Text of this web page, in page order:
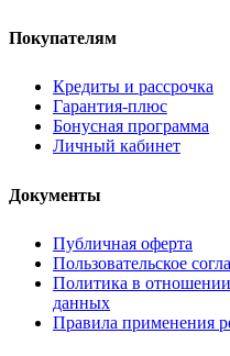
Покупателям
Кредиты и рассрочка
Гарантия-плюс
Бонусная программа
Личный кабинет
Документы
Публичная оферта
Пользовательское
Политика в
данных
Правила применения